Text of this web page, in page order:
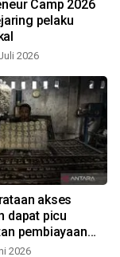
Camp 2026
pelaku
2026
akses
pembiayaan
2026